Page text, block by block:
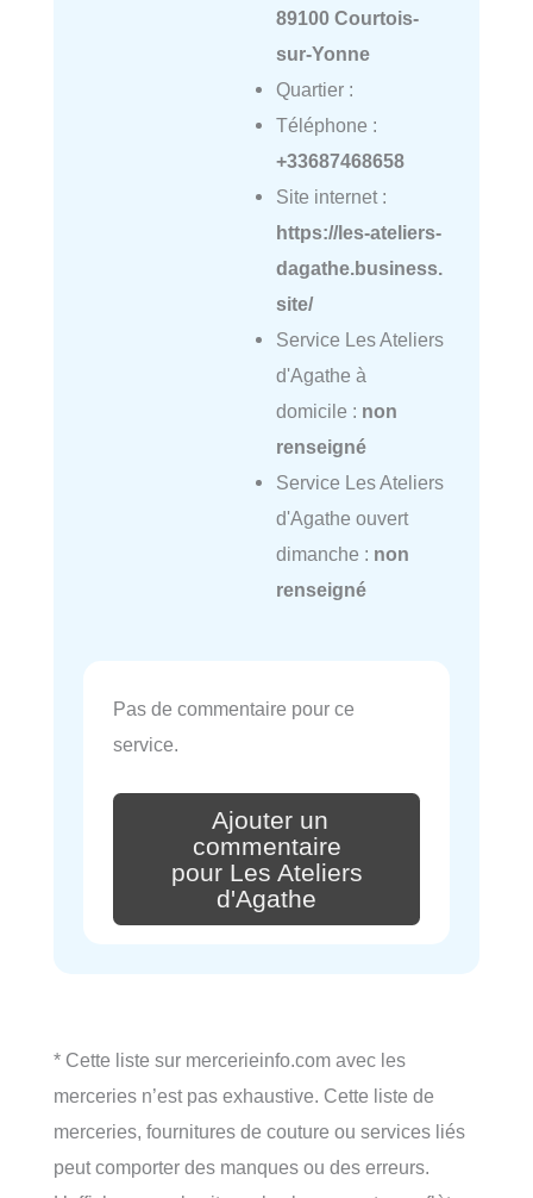
89100 Courtois-
sur-Yonne
Quartier :
Téléphone :
+33687468658
Site internet :
https://les-ateliers-
dagathe.business.
site/
Service Les Ateliers
d'Agathe à
domicile : non
renseigné
Service Les Ateliers
d'Agathe ouvert
dimanche : non
renseigné
Pas de commentaire pour ce
service.
Ajouter un
commentaire
pour Les Ateliers
d'Agathe
* Cette liste sur mercerieinfo.com avec les
merceries n’est pas exhaustive. Cette liste de
merceries, fournitures de couture ou services liés
peut comporter des manques ou des erreurs.